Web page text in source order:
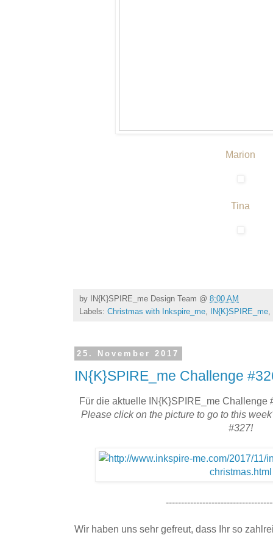
Marion
Tina
by IN{K}SPIRE_me Design Team @ 8:00 AM
Labels: Christmas with Inkspire_me, IN{K}SPIRE_me,
25. November 2017
IN{K}SPIRE_me Challenge
Für die aktuelle IN{K}SPIRE_me Challenge
Please click on the picture to go to this
#327!
Wir haben uns sehr gefreut, dass Ihr so